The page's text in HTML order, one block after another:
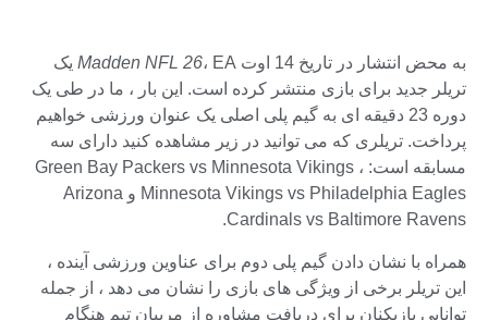
به محض انتشار در تاریخ 14 اوت Madden NFL 26 ، EA یک
تریلر جدید برای بازی منتشر کرده است. این بار ، ما در طی یک
دوره 23 دقیقه ای به گیم پلی اصلی یک عنوان ورزشی خواهیم
پرداخت. تریلری که می توانید در زیر مشاهده کنید دارای سه
مسابقه است: Green Bay Packers vs Minnesota Vikings ،
Minnesota Vikings vs Philadelphia Eagles و Arizona
Cardinals vs Baltimore Ravens.
همراه با نشان دادن گیم پلی دوم برای عناوین ورزشی آینده ،
این تریلر برخی از ویژگی های بازی را نشان می دهد ، از جمله
توانایی بازیکنان برای دریافت مشاوره از مربیان تیم هنگام